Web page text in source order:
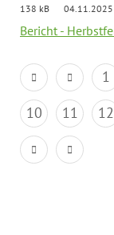
138 kB
04.11.2025
Bericht -
1
10
11 12